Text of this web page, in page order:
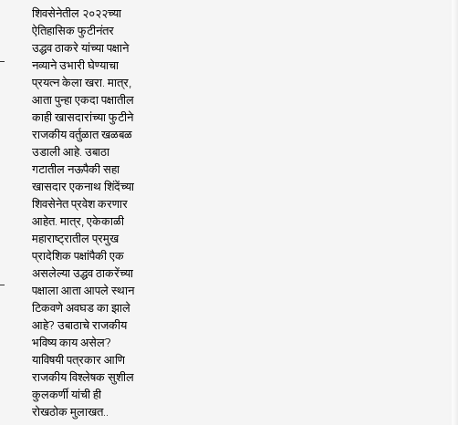
शिवसेनेतील २०२२च्या
ऐतिहासिक फुटीनंतर
उद्धव ठाकरे यांच्या पक्षाने
नव्याने उभारी घेण्याचा
प्रयत्न केला खरा. मात्र,
आता पुन्हा एकदा पक्षातील
काही खासदारांच्या फुटीने
राजकीय वर्तुळात खळबळ
उडाली आहे. उबाठा
गटातील नऊपैकी सहा
खासदार एकनाथ शिंदेंच्या
शिवसेनेत प्रवेश करणार
आहेत. मात्र, एकेकाळी
महाराष्ट्रातील प्रमुख
प्रादेशिक पक्षांपैकी एक
असलेल्या उद्धव ठाकरेंच्या
पक्षाला आता आपले स्थान
टिकवणे अवघड का झाले
आहे? उबाठाचे राजकीय
भविष्य काय असेल?
याविषयी पत्रकार आणि
राजकीय विश्लेषक सुशील
कुलकर्णी यांची ही
रोखठोक मुलाखत..